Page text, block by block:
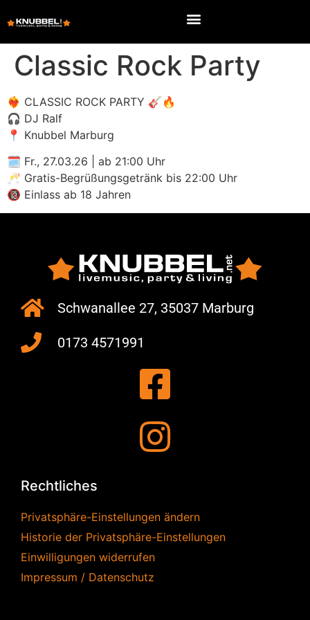
Classic Rock Party
❤️‍🔥 CLASSIC ROCK PARTY 🎸🔥
🎧 DJ Ralf
📍 Knubbel Marburg
🗓 Fr., 27.03.26 | ab 21:00 Uhr
🥂 Gratis-Begrüßungsgetränk bis 22:00 Uhr
🔞 Einlass ab 18 Jahren
Schwanallee 27, 35037 Marburg
0173 4571991
Rechtliches
Privatsphäre-Einstellungen ändern
Historie der Privatsphäre-Einstellungen
Einwilligungen widerrufen
Impressum / Datenschutz